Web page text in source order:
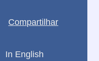
Compartilhar
In English